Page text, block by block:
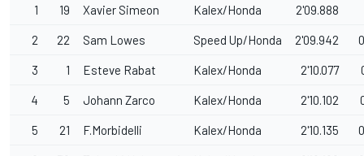
1 19 Xavier Simeon Kalex/Honda 2'09.888
2 22 Sam Lowes Speed Up/Honda 2'09.942
3 1 Esteve Rabat Kalex/Honda 2'10.077
4 5 Johann Zarco Kalex/Honda 2'10.102
5 21 F.Morbidelli Kalex/Honda 2'10.135